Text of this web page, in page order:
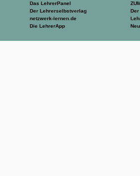
Das LehrerPanel
Der Lehrerselbstverlag
netzwerk-lernen.de
Die LehrerApp